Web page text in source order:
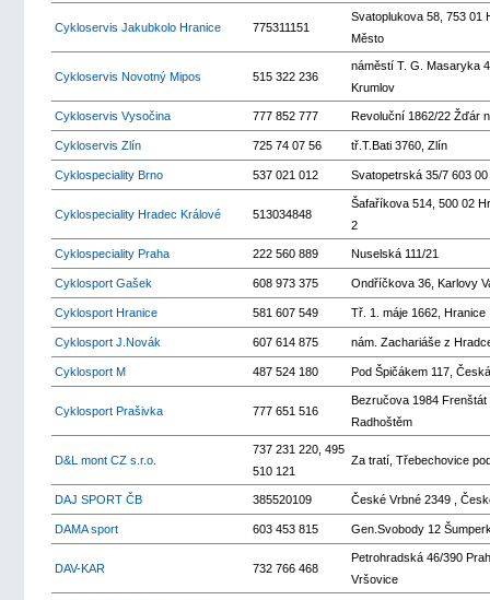
Cykloservis Jakubkolo Hranice 775311151
Svatoplukova 58, 753 01
Město
Cykloservis Novotný Mipos 515 322 236
náměstí T. G. Masaryka
Krumlov
Cykloservis Vysočina 777 852 777 Revoluční 1862/22 Žďár
Cykloservis Zlín 725 74 07 56 tř.T.Bati 3760, Zlín
Cyklospeciality Brno 537 021 012 Svatopetrská 35/7 603 00
Cyklospeciality Hradec Králové 513034848
Šafaříkova 514, 500 02
2
Cyklospeciality Praha 222 560 889 Nuselská 111/21
Cyklosport Gašek 608 973 375 Ondříčkova 36, Karlovy
Cyklosport Hranice 581 607 549 Tř. 1. máje 1662, Hranice
Cyklosport J.Novák 607 614 875 nám. Zachariáše z
Cyklosport M 487 524 180 Pod Špičákem 117,
Cyklosport Prašivka 777 651 516
Bezručova 1984 Frenštát
Radhoštěm
D&L mont CZ s.r.o.
737 231 220, 495
510 121
Za tratí, Třebechovice
DAJ SPORT ČB 385520109 České Vrbné 2349 ,
DAMA sport 603 453 815 Gen.Svobody 12
DAV-KAR 732 766 468
Petrohradská 46/390
Vršovice